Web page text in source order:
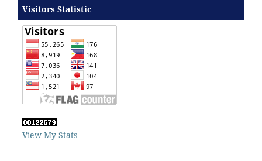
Visitors Statistic
View My Stats